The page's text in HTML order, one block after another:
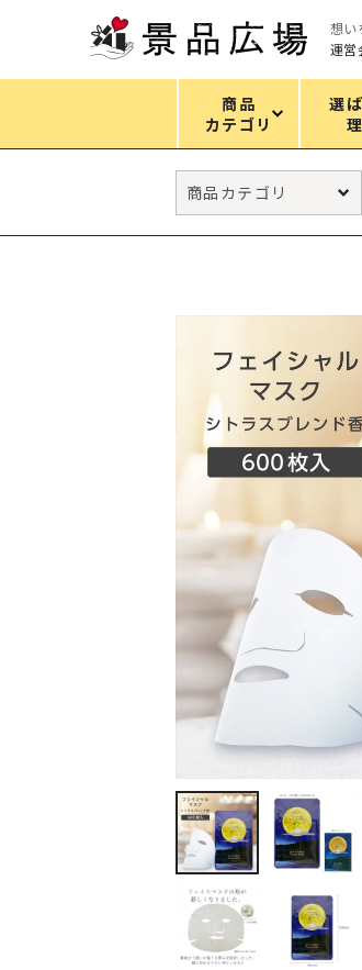
想い
運営
商品
カテゴリ
選
カテゴリ
フェイス&ボディケア
防災・防犯グッズ
ファッション雑貨
ペン・筆記用具
ステーショナリー
生活雑貨・便利グッズ
衛生用品特集
カタログギフト